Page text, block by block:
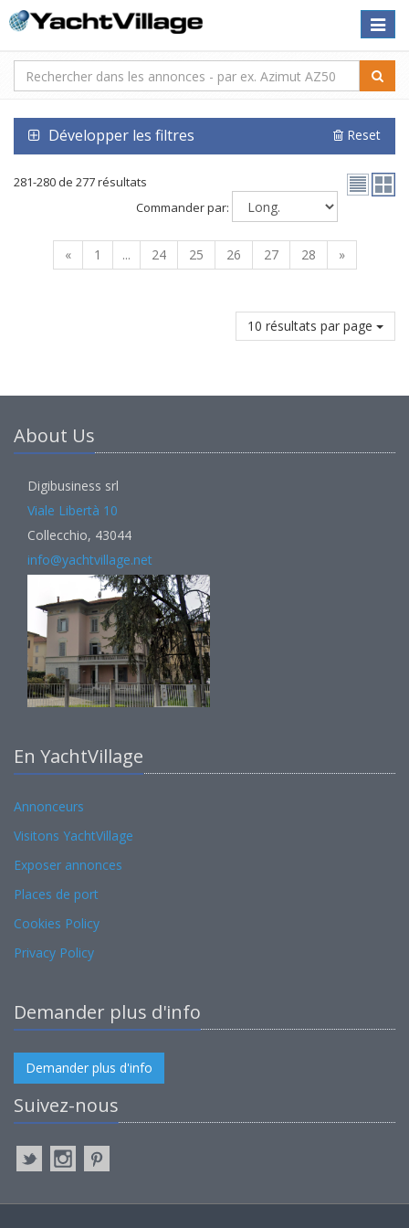
Toggle
Développer les filtres Reset
281-280 de 277 résultats
Commander par:
« 1 ... 24 25 26 27 28 »
10 résultats par page
About Us
Digibusiness srl
Viale Libertà 10
Collecchio, 43044
info@yachtvillage.net
En YachtVillage
Annonceurs
Visitons YachtVillage
Exposer annonces
Places de port
Cookies Policy
Privacy Policy
Demander plus d'info
Demander plus d'info
Suivez-nous